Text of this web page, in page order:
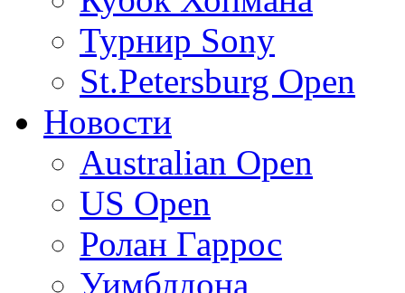
Турнир Sony
St.Petersburg Open
Новости
Australian Open
US Open
Ролан Гаррос
Уимблдона